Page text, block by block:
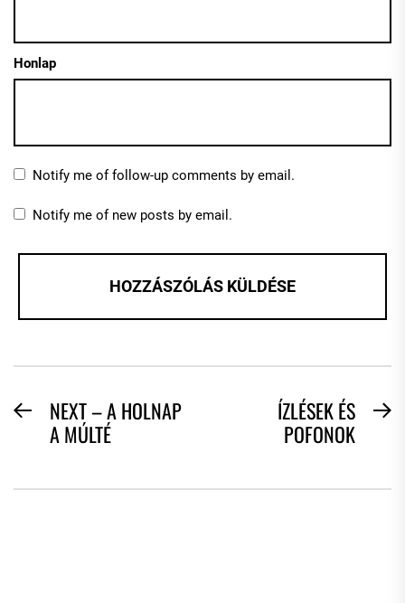
Honlap
Notify me of follow-up comments by email.
Notify me of new posts by email.
BEJEGYZÉS
NAVIGÁCIÓ
PreviousNEXT – A HOLNAP
A MÚLTÉ
ÍZLÉSEK ÉS
POFONOK